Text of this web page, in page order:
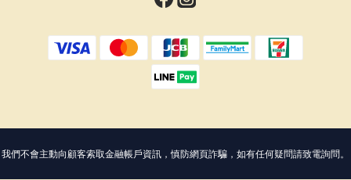
我們不會主動向顧客索取金融帳戶資訊，慎防網頁詐騙，如有任何疑問請致電詢問。